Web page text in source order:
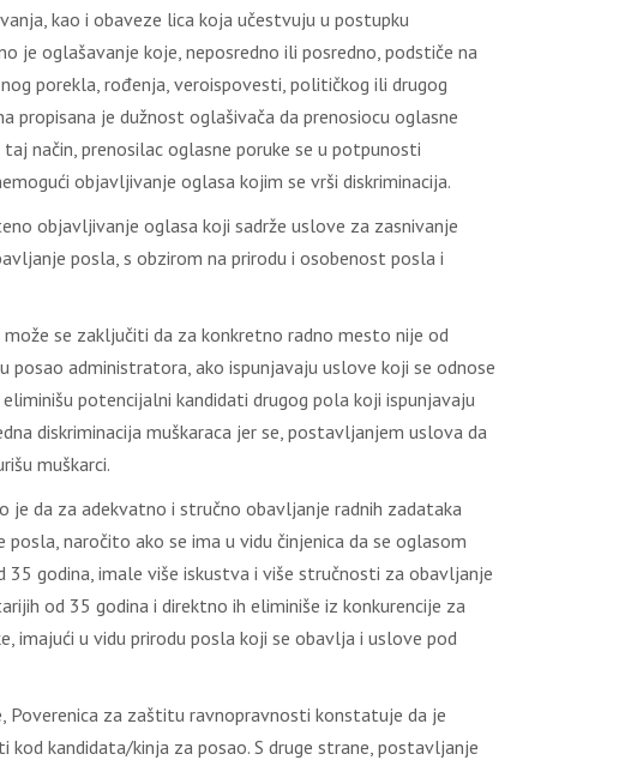
kao i obaveze lica koja učestvuju u postupku
je oglašavanje koje, neposredno ili posredno, podstiče na
porekla, rođenja, veroispovesti, političkog ili drugog
propisana je dužnost oglašivača da prenosiocu oglasne
način, prenosilac oglasne poruke se u potpunosti
objavljivanje oglasa kojim se vrši diskriminacija.
objavljivanje oglasa koji sadrže uslove za zasnivanje
posla, s obzirom na prirodu i osobenost posla i
se zaključiti da za konkretno radno mesto nije od
administratora, ako ispunjavaju uslove koji se odnose
potencijalni kandidati drugog pola koji ispunjavaju
diskriminacija muškaraca jer se, postavljanjem uslova da
muškarci.
je da za adekvatno i stručno obavljanje radnih zadataka
naročito ako se ima u vidu činjenica da se oglasom
godina, imale više iskustva i više stručnosti za obavljanje
od 35 godina i direktno ih eliminiše iz konkurencije za
imajući u vidu prirodu posla koji se obavlja i uslove pod
Poverenica za zaštitu ravnopravnosti konstatuje da je
kandidata/kinja za posao. S druge strane, postavljanje